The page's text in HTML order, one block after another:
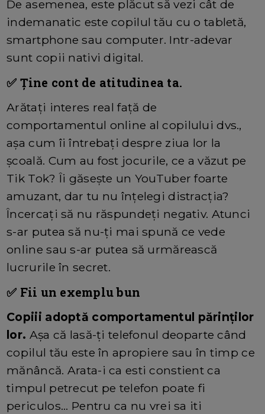
De asemenea, este plăcut să vezi cât de
indemanatic este copilul tău cu o tabletă,
smartphone sau computer. Intr-adevar
sunt copii nativi digital.
✅ Ține cont de atitudinea ta.
Arătați interes real față de
comportamentul online al copilului dvs.,
așa cum îi întrebați despre ziua lor la
școală. Cum au fost jocurile, ce a văzut pe
Tik Tok? Îi găsește un YouTuber foarte
amuzant, dar tu nu înțelegi distracția?
Încercați să nu răspundeți negativ. Atunci
s-ar putea să nu-ți mai spună ce vede
online sau s-ar putea să urmărească
lucrurile în secret.
✅ Fii un exemplu bun
Copiii adoptă comportamentul părinților
lor. Așa că lasă-ți telefonul deoparte când
copilul tău este în apropiere sau în timp ce
mănâncă. Arata-i ca esti constient ca
timpul petrecut pe telefon poate fi
periculos... Pentru ca nu vrei sa iti